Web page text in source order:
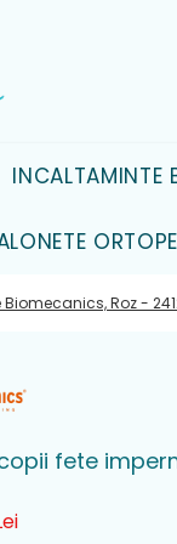
INCALTAMINTE
Roz -
fete